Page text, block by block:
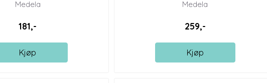
Medela
181,-
Kjøp
Medela
259,-
Kjøp